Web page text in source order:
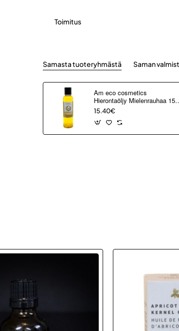
Toimitus
Samasta tuoteryhmästä Saman
Am eco cosmetics
Hierontaöljy Mielenrauhaa 150
ml Ylang Ylang, appelsiini,
Laventeli
15.40€